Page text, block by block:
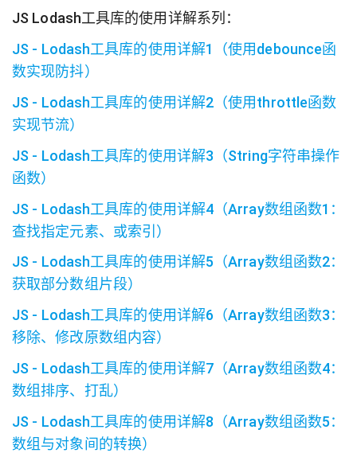
JS Lodash工具库的使用详解系列：
JS - Lodash工具库的使用详解1（使用debounce函
数实现防抖）
JS - Lodash工具库的使用详解2（使用throttle函数
实现节流）
JS - Lodash工具库的使用详解3（String字符串操作
函数）
JS - Lodash工具库的使用详解4（Array数组函数1：
查找指定元素、或索引）
JS - Lodash工具库的使用详解5（Array数组函数2：
获取部分数组片段）
JS - Lodash工具库的使用详解6（Array数组函数3：
移除、修改原数组内容）
JS - Lodash工具库的使用详解7（Array数组函数4：
数组排序、打乱）
JS - Lodash工具库的使用详解8（Array数组函数5：
数组与对象间的转换）